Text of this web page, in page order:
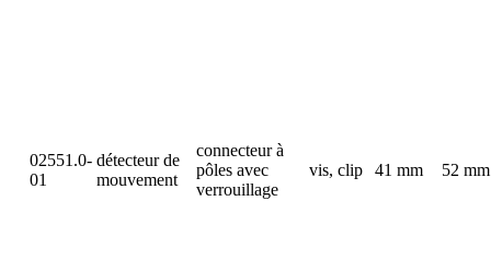
02551.0-
01
détecteur de
mouvement
connecteur à
pôles avec
verrouillage
vis, clip 41 mm 52 mm